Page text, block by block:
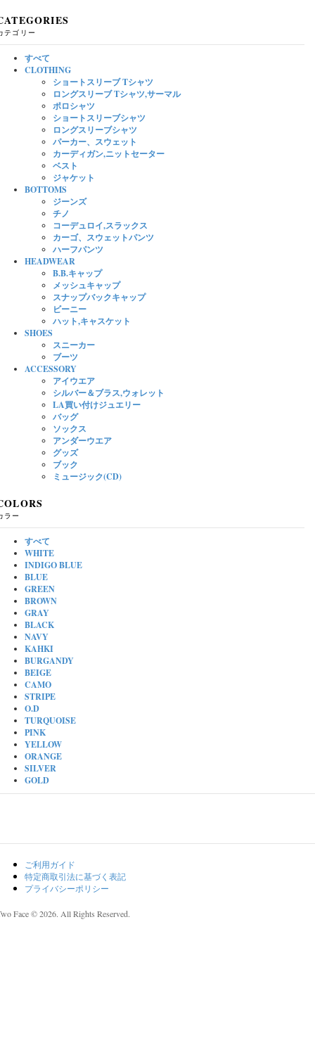
テゴリー
すべて
CLOTHING
ショートスリーブ Tシャツ
ロングスリーブ Tシャツ,サーマル
ポロシャツ
ショートスリーブシャツ
ロングスリーブシャツ
パーカー、スウェット
カーディガン,ニットセーター
ベスト
ジャケット
BOTTOMS
ジーンズ
チノ
コーデュロイ,スラックス
カーゴ、スウェットパンツ
ハーフパンツ
HEADWEAR
B.B.キャップ
メッシュキャップ
スナップバックキャップ
ビーニー
ハット,キャスケット
SHOES
スニーカー
ブーツ
ACCESSORY
アイウエア
シルバー＆ブラス,ウォレット
LA買い付けジュエリー
バッグ
ソックス
アンダーウエア
グッズ
ブック
ミュージック(CD)
ラー
すべて
WHITE
INDIGO BLUE
BLUE
GREEN
BROWN
GRAY
BLACK
NAVY
KAHKI
BURGANDY
BEIGE
CAMO
STRIPE
O.D
TURQUOISE
PINK
YELLOW
ORANGE
SILVER
GOLD
ご利用ガイド
特定商取引法に基づく表記
プライバシーポリシー
Face © 2026. All Rights Reserved.